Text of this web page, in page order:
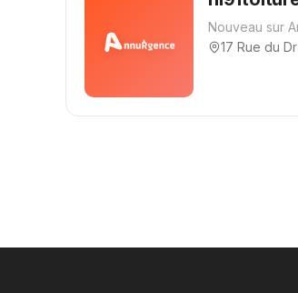
Nouveau sur
17 Rue du